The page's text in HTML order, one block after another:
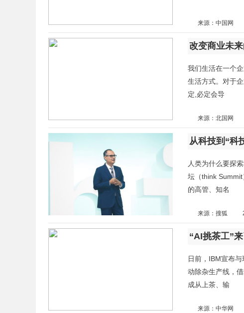
来源：中国网
改变商业未
我们生活在一个
生活方式。对于
定,必定会导
来源：北国网
从科技到“科
人类为什么要探
坛（think
的高管、知名
来源：搜狐
“AI挑茶工”
日前，IBM宣布
动除杂生产线，
成从上茶、输
来源：中华网